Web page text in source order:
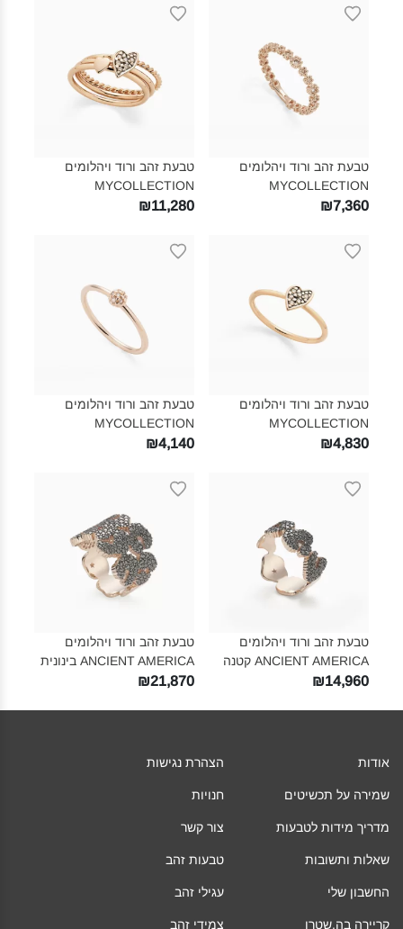
טבעת זהב ורוד ויהלומים
MYCOLLECTION‎
₪7,360
טבעת זהב ורוד ויהלומים
MYCOLLECTION‎
₪11,280
טבעת זהב ורוד ויהלומים
MYCOLLECTION‎
₪4,830
טבעת זהב ורוד ויהלומים
MYCOLLECTION‎
₪4,140
טבעת זהב ורוד ויהלומים
ANCIENT AMERICA קטנה‎
₪14,960
טבעת זהב ורוד ויהלומים
ANCIENT AMERICA בינונית‎
₪21,870
אודות
שמירה על תכשיטים
מדריך מידות לטבעות
שאלות ותשובות
החשבון שלי
קריירה בה.שטרן
הצהרת נגישות
חנויות
צור קשר
טבעות זהב
עגילי זהב
צמידי זהב